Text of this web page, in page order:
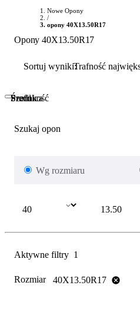
Nowe Opony
/
opony 40X13.50R17
Opony 40X13.50R17
Sortuj wyniki:
Szukaj opon
Wg rozmiaru
Szerokość
Profil
Średnica
Aktywne filtry 1
Rozmiar 40X13.50R17